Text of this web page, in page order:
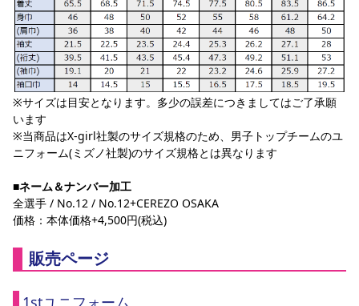
※サイズは目安となります。多少の誤差につきましてはご了承願
います
※当商品はX-girl社製のサイズ規格のため、男子トップチームのユ
ニフォーム(ミズノ社製)のサイズ規格とは異なります
■ネーム＆ナンバー加工
全選手 / No.12 / No.12+CEREZO OSAKA
価格：本体価格+4,500円(税込)
販売ページ
1stユニフォーム